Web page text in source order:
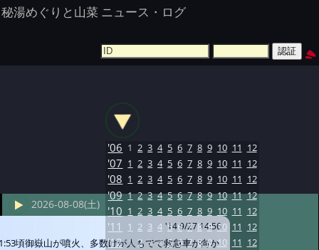
秘湯めぐりと山菜 ニュース・ログ
2026-08-08(土)
'14 9/27 14:56
頃御嶽山が噴火、多数けが人もでて救急車が向か
'06 1 2 3 4 5 6 7 8 9 10 11 12
'07 1 2 3 4 5 6 7 8 9 10 11 12
'08 1 2 3 4 5 6 7 8 9 10 11 12
'09 1 2 3 4 5 6 7 8 9 10 11 12
'10 1 2 3 4 5 6 7 8 9 10 11 12
'11 1 2 3 4 5 6 7 8 9 10 11 12
'12 1 2 3 4 5 6 7 8 9 10 11 12